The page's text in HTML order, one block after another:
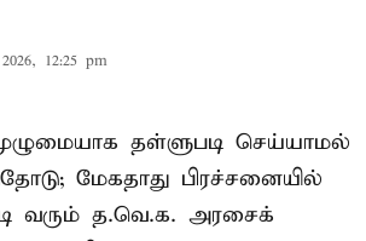
12:25 pm
தள்ளுபடி செய்யாமல்
மேகதாது பிரச்சனையில்
வரும் த.வெ.க. அரசைக்